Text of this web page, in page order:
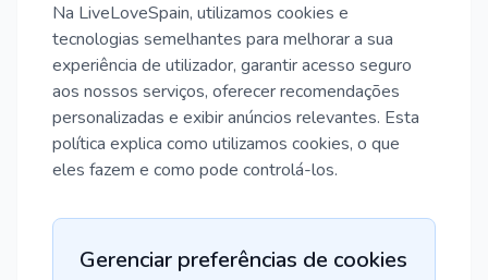
Na LiveLoveSpain, utilizamos cookies e
tecnologias semelhantes para melhorar a sua
experiência de utilizador, garantir acesso seguro
aos nossos serviços, oferecer recomendações
personalizadas e exibir anúncios relevantes. Esta
política explica como utilizamos cookies, o que
eles fazem e como pode controlá-los.
Gerenciar preferências de cookies